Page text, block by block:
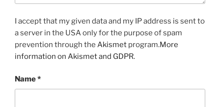
I accept that my given data and my IP address is sent to
a server in the USA only for the purpose of spam
prevention through the Akismet program.More
information on Akismet and GDPR.
Name*